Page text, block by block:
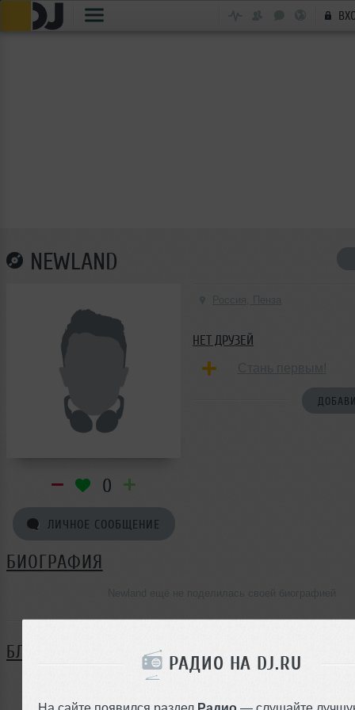
РАДИО НА DJ.RU
На сайте появился раздел Радио — слушайте
NEWLAND
0
ЛИЧНОЕ СООБЩЕНИЕ
НЕТ ДРУЗЕЙ
БИОГРАФИЯ
БЛОГ